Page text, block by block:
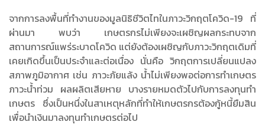
จากการลงพื้นที่ทำงานของมูลนิธิชีวิตไทในภาวะวิกฤตโควิด-19 ที่
ผ่านมา พบว่า เกษตรกรไม่เพียงจะเผชิญผลกระทบจาก
สถานการณ์แพร่ระบาดโควิด แต่ยังต้องเผชิญกับภาวะวิกฤตเดิมที่
เคยเกิดขึ้นเป็นประจำและต่อเนื่อง นั่นคือ วิกฤตการเปลี่ยนแปลง
สภาพภูมิอากาศ เช่น ภาวะภัยแล้ง น้ำไม่เพียงพอต่อการทำเกษตร
ภาวะน้ำท่วม ผลผลิตเสียหาย บางรายหมดตัวไปกับการลงทุนทำ
เกษตร ซึ่งเป็นหนึ่งในสาเหตุหลักที่ทำให้เกษตรกรต้องกู้หนี้ยืมสิน
เพื่อนำเงินมาลงทุนทำเกษตรต่อไป